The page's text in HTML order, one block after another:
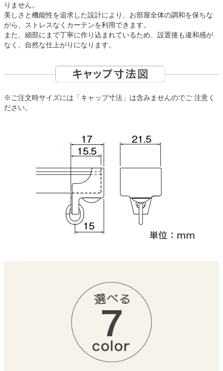
りません。
美しさと機能性を追求した設計により、お部屋全体の調和を保ちな
がら、ストレスなくカーテンを利用できます。
また、細部にまで丁寧に作り込まれているため、設置後も違和感が
なく、自然な仕上がりになります。
※ご注文時サイズには「キャップ寸法」は含みませんのでご 注意く
ださい。